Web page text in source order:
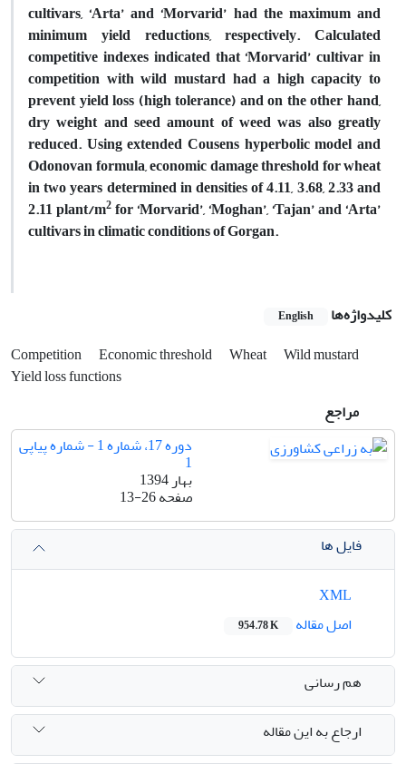
cultivars, ‘Arta’ and ‘Morvarid’ had the maximum and
minimum yield reductions, respectively. Calculated
competitive indexes indicated that ‘Morvarid’ cultivar in
competition with wild mustard had a high capacity to
prevent yield loss (high tolerance) and on the other hand,
dry weight and seed amount of weed was also greatly
reduced. Using extended Cousens hyperbolic model and
Odonovan formula, economic damage threshold for wheat
in two years determined in densities of 4.11, 3.68, 2.33 and
2.11 plant/m2for ‘Morvarid’, ‘Moghan’, ‘Tajan’ and ‘Arta’
cultivars in climatic conditions of Gorgan.
کلیدواژه‌ها English
Competition Economic threshold Wheat Wild mustard
Yield loss functions
مراجع
دوره 17، شماره 1 - شماره پیاپی
1
بهار 1394
صفحه13-26
فایل ها
اصل مقاله
954.78 K
هم رسانی
ارجاع به این مقاله